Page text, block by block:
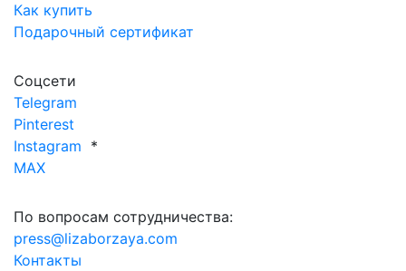
Как купить
Подарочный сертификат
Соцсети
Telegram
Pinterest
Instagram *
MAX
По вопросам сотрудничества:
press@lizaborzaya.com
Контакты